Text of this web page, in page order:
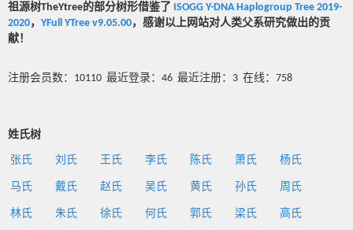
祖源树TheYtree的部分树形借鉴了 ISOGG Y-DNA Haplogroup Tree 2019-
2020， YFull YTree v9.05.00，感谢以上网站对人类父系研究做出的贡
献！
注册会员数：10110 最近登录：46 最近注册：3 在线：758
姓氏树
张氏 刘氏 王氏 李氏 陈氏 萧氏 杨氏
马氏 戴氏 赵氏 吴氏 黄氏 孙氏 周氏
林氏 朱氏 徐氏 何氏 郭氏 梁氏 高氏